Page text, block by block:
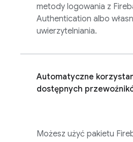
metody logowania z
Authentication albo
uwierzytelniania.
Automatyczne
dostępnych
Możesz użyć pakietu